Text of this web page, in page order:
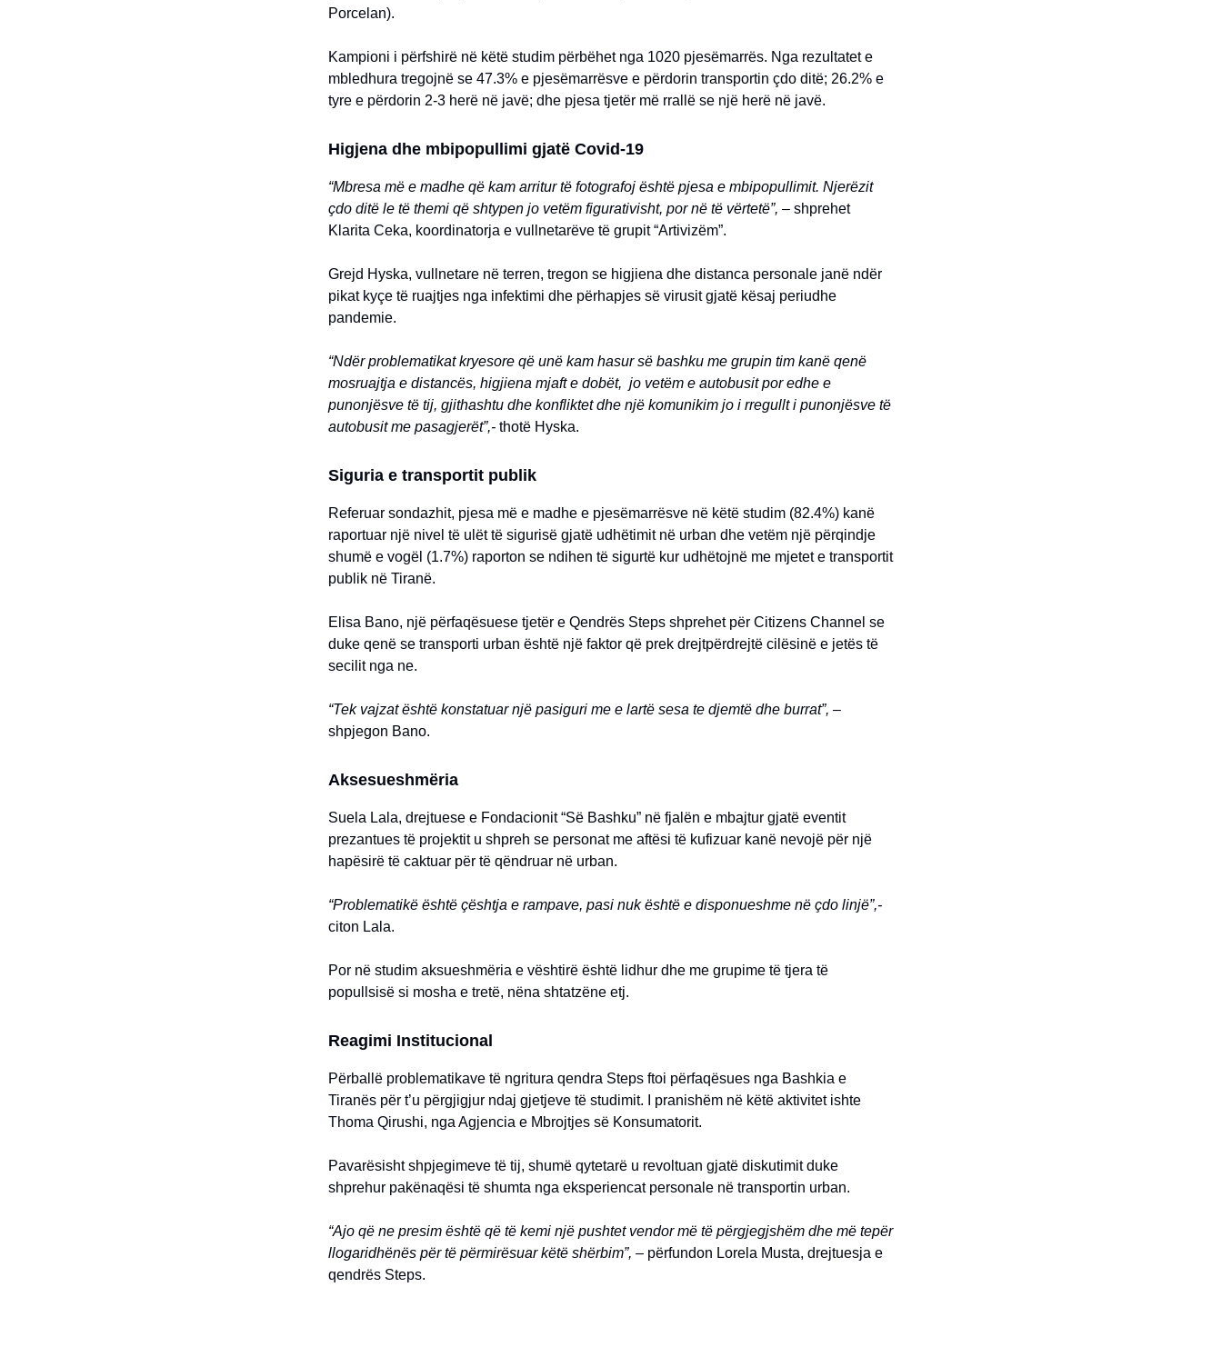
Porcelan).
Kampioni i përfshirë në këtë studim përbëhet nga 1020 pjesëmarrës. Nga rezultatet e
mbledhura tregojnë se 47.3% e pjesëmarrësve e përdorin transportin çdo ditë; 26.2% e
tyre e përdorin 2-3 herë në javë; dhe pjesa tjetër më rrallë se një herë në javë.
Higjena dhe mbipopullimi gjatë Covid-19
“Mbresa më e madhe që kam arritur të fotografoj është pjesa e mbipopullimit. Njerëzit
çdo ditë le të themi që shtypen jo vetëm figurativisht, por në të vërtetë”, – shprehet
Klarita Ceka, koordinatorja e vullnetarëve të grupit “Artivizëm”.
Grejd Hyska, vullnetare në terren, tregon se higjiena dhe distanca personale janë ndër
pikat kyçe të ruajtjes nga infektimi dhe përhapjes së virusit gjatë kësaj periudhe
pandemie.
“Ndër problematikat kryesore që unë kam hasur së bashku me grupin tim kanë qenë
mosruajtja e distancës, higjiena mjaft e dobët, jo vetëm e autobusit por edhe e
punonjësve të tij, gjithashtu dhe konfliktet dhe një komunikim jo i rregullt i punonjësve të
autobusit me pasagjerët”,- thotë Hyska.
Siguria e transportit publik
Referuar sondazhit, pjesa më e madhe e pjesëmarrësve në këtë studim (82.4%) kanë
raportuar një nivel të ulët të sigurisë gjatë udhëtimit në urban dhe vetëm një përqindje
shumë e vogël (1.7%) raporton se ndihen të sigurtë kur udhëtojnë me mjetet e transportit
publik në Tiranë.
Elisa Bano, një përfaqësuese tjetër e Qendrës Steps shprehet për Citizens Channel se
duke qenë se transporti urban është një faktor që prek drejtpërdrejtë cilësinë e jetës të
secilit nga ne.
“Tek vajzat është konstatuar një pasiguri me e lartë sesa te djemtë dhe burrat”, –
shpjegon Bano.
Aksesueshmëria
Suela Lala, drejtuese e Fondacionit “Së Bashku” në fjalën e mbajtur gjatë eventit
prezantues të projektit u shpreh se personat me aftësi të kufizuar kanë nevojë për një
hapësirë të caktuar për të qëndruar në urban.
“Problematikë është çështja e rampave, pasi nuk është e disponueshme në çdo linjë”,-
citon Lala.
Por në studim aksueshmëria e vështirë është lidhur dhe me grupime të tjera të
popullsisë si mosha e tretë, nëna shtatzëne etj.
Reagimi Institucional
Përballë problematikave të ngritura qendra Steps ftoi përfaqësues nga Bashkia e
Tiranës për t’u përgjigjur ndaj gjetjeve të studimit. I pranishëm në këtë aktivitet ishte
Thoma Qirushi, nga Agjencia e Mbrojtjes së Konsumatorit.
Pavarësisht shpjegimeve të tij, shumë qytetarë u revoltuan gjatë diskutimit duke
shprehur pakënaqësi të shumta nga eksperiencat personale në transportin urban.
“Ajo që ne presim është që të kemi një pushtet vendor më të përgjegjshëm dhe më tepër
llogaridhënës për të përmirësuar këtë shërbim”, – përfundon Lorela Musta, drejtuesja e
qendrës Steps.